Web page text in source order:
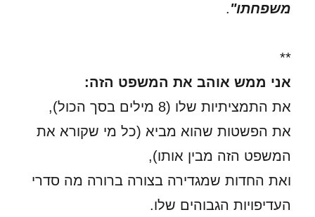
משפחתו".
**
אני ממש אוהב את המשפט הזה:
את התמציתיות שלו (8 מילים בסך הכול),
את הפשטות שהוא מביא (כל מי שקורא את
המשפט הזה מבין אותו),
ואת החדות שמגדירה בצורה ברורה מה סדרי
העדיפויות הגבוהים שלו.